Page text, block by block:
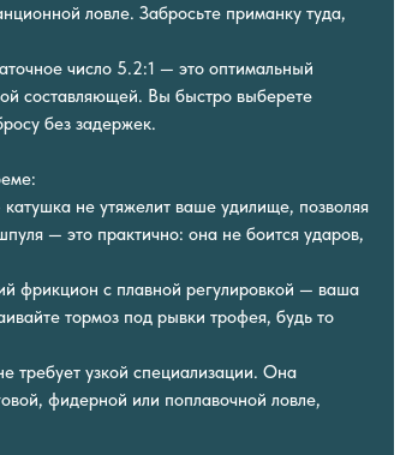
ловле. Забросьте приманку туда,
число 5.2:1 — это оптимальный
составляющей. Вы быстро выберете
без задержек.
не утяжелит ваше удилище, позволяя
— это практично: она не боится ударов,
фрикцион с плавной регулировкой — ваша
тормоз под рывки трофея, будь то
требует узкой специализации. Она
фидерной или поплавочной ловле,